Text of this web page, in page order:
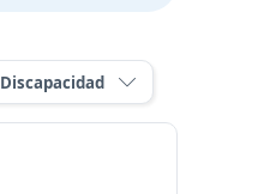
Discapacidad